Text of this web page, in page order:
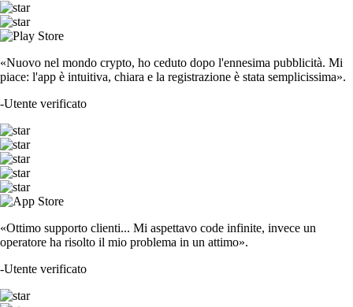
«Nuovo nel mondo crypto, ho ceduto dopo l'ennesima pubblicità. Mi
piace: l'app è intuitiva, chiara e la registrazione è stata semplicissima».
-Utente verificato
«Ottimo supporto clienti... Mi aspettavo code infinite, invece un
operatore ha risolto il mio problema in un attimo».
-Utente verificato